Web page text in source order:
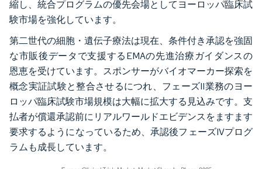
縮し、統合プログラムの優先会場としてヨーロッパ臨床試
験市場を強化しています。
第二世代の細胞・遺伝子療法は現在、条件付き承認を強固
な市販後データで支援するEMAの先進治療ガイダンスの
恩恵を受けています。スポンサーがバイオマーカー探索を
概念実証試験と整合させるにつれ、フェーズII業務のヨー
ロッパ臨床試験市場規模は大幅に拡大する見込みです。支
払者が償還承認前にリアルワールドエビデンスをますます
要求するようになっているため、承認後フェーズIVプログ
ラムも成長しています。